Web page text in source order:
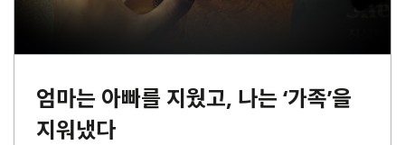
엄마는 아빠를 지웠고, 나는 ‘가족’을
지워냈다